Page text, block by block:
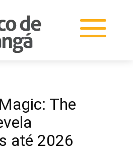
The
até 2026